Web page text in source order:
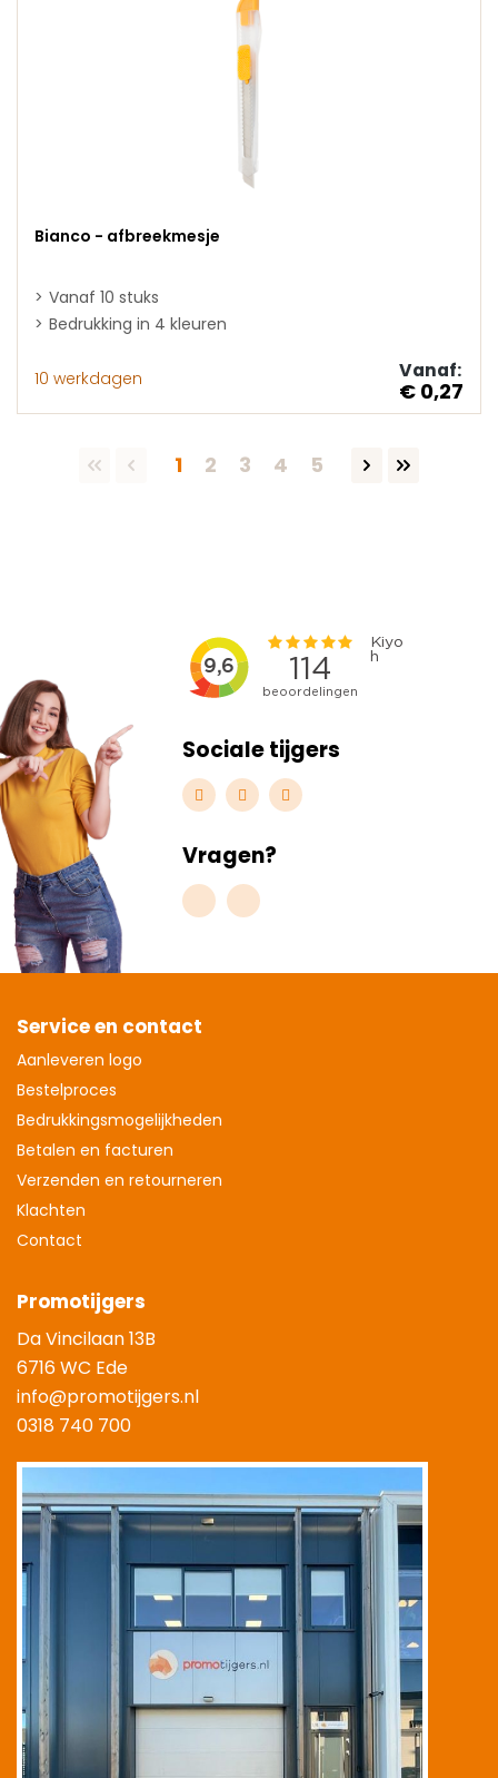
Bianco - afbreekmesje
Vanaf 10 stuks
Bedrukking in 4 kleuren
10 werkdagen Vanaf:
€ 0,27
Pagina
1 Pagina
2 Pagina
3 Pagina
4 Pagina
5
Sociale tijgers
Vragen?
Service en contact
Aanleveren logo
Bestelproces
Bedrukkingsmogelijkheden
Betalen en facturen
Verzenden en retourneren
Klachten
Contact
Promotijgers
Da Vincilaan 13B
6716 WC Ede
info@promotijgers.nl
0318 740 700